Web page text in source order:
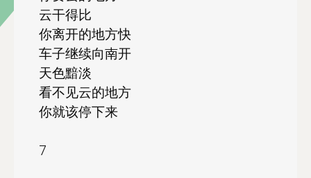
云干得比
你离开的地方快
车子继续向南开
天色黯淡
看不见云的地方
你就该停下来
7